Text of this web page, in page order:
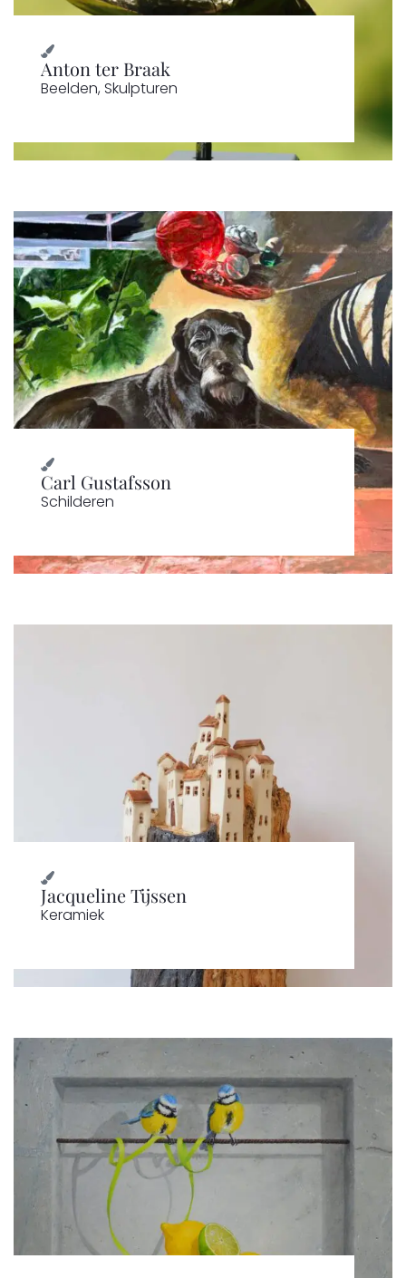
Anton ter Braak
Beelden, Skulpturen
Carl Gustafsson
Schilderen
Jacqueline Tijssen
Keramiek